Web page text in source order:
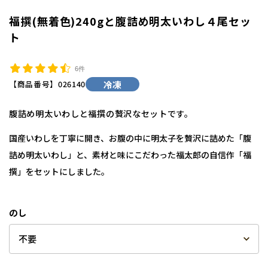
福撰(無着色)240gと腹詰め明太いわし４尾セッ
ト
6件
【商品番号】 026140 冷凍
腹詰め明太いわしと福撰の贅沢なセットです。
国産いわしを丁寧に開き、お腹の中に明太子を贅沢に詰めた「腹
詰め明太いわし」と、素材と味にこだわった福太郎の自信作「福
撰」をセットにしました。
のし